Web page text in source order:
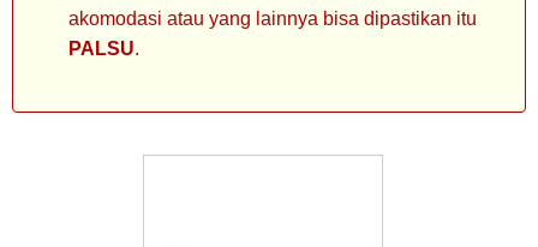
akomodasi atau yang lainnya bisa dipastikan itu
PALSU.